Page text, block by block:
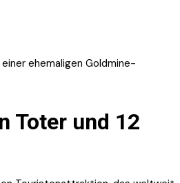
ehemaligen Goldmine-
Toter und 12